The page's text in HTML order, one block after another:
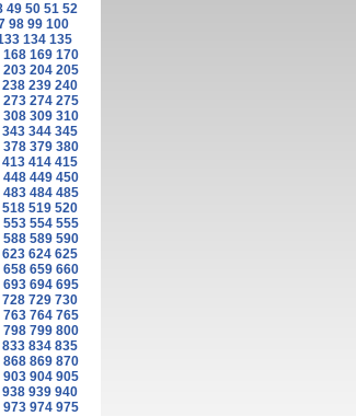
49 50 51 52
98 99 100
134 135
168 169 170
203 204 205
238 239 240
273 274 275
308 309 310
343 344 345
378 379 380
413 414 415
448 449 450
483 484 485
518 519 520
553 554 555
588 589 590
623 624 625
658 659 660
693 694 695
728 729 730
763 764 765
798 799 800
833 834 835
868 869 870
903 904 905
938 939 940
973 974 975